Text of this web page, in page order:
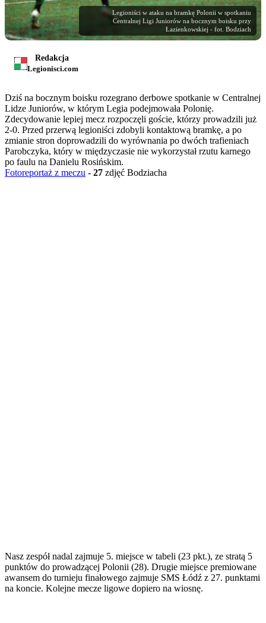
Legioniści w ataku na bramkę Polonii w spotkaniu
Centralnej Ligi Juniorów na bocznym boisku przy
Łazienkowskiej - fot. Bodziach
Redakcja
Legionisci.com
Dziś na bocznym boisku rozegrano derbowe spotkanie w Centralnej
Lidze Juniorów, w którym Legia podejmowała Polonię.
Zdecydowanie lepiej mecz rozpoczęli goście, którzy prowadzili już
2-0. Przed przerwą legioniści zdobyli kontaktową bramkę, a po
zmianie stron doprowadzili do wyrównania po dwóch trafieniach
Parobczyka, który w międzyczasie nie wykorzystał rzutu karnego
po faulu na Danielu Rosińskim.
Fotoreportaż z meczu - 27 zdjęć Bodziacha
Nasz zespół nadal zajmuje 5. miejsce w tabeli (23 pkt.), ze stratą 5
punktów do prowadzącej Polonii (28). Drugie miejsce premiowane
awansem do turnieju finałowego zajmuje SMS Łódź z 27. punktami
na koncie. Kolejne mecze ligowe dopiero na wiosnę.